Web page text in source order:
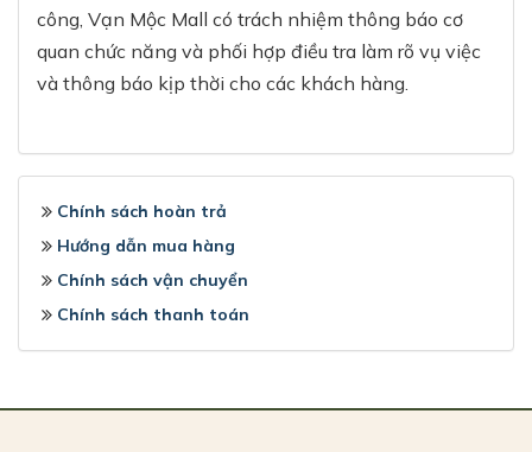
công, Vạn Mộc Mall có trách nhiệm thông báo cơ
quan chức năng và phối hợp điều tra làm rõ vụ việc
và thông báo kịp thời cho các khách hàng.
Chính sách hoàn trả
Hướng dẫn mua hàng
Chính sách vận chuyển
Chính sách thanh toán